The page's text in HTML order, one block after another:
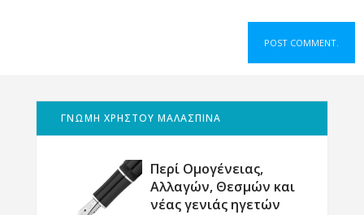
ΓΝΩΜΗ ΧΡΗΣΤΟΥ ΜΑΛΑΣΠΙΝΑ
Περί Ομογένειας,
Αλλαγών, Θεσμών και
νέας γενιάς ηγετών